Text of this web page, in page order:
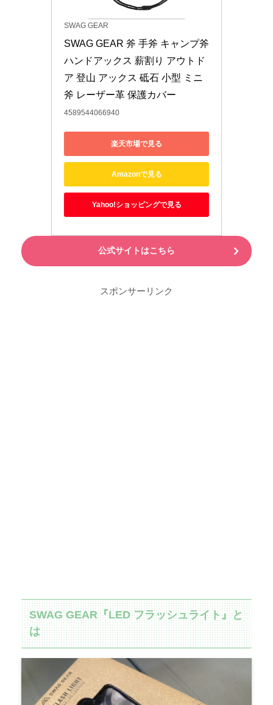
SWAG GEAR
SWAG GEAR 斧 手斧 キャンプ斧
ハンドアックス 薪割り アウトド
ア 登山 アックス 砥石 小型 ミニ
斧 レーザー革 保護カバー
4589544066940
楽天市場で見る
Amazonで見る
Yahoo!ショッピングで見る
公式サイトはこちら
スポンサーリンク
SWAG GEAR『LED フラッシュライト』と
は